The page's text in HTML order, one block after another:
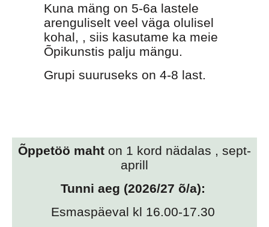
Kuna mäng on 5-6a lastele
arenguliselt veel väga olulisel
kohal, , siis kasutame ka meie
Õpikunstis palju mängu.
Grupi suuruseks on 4-8 last.
Õppetöö maht on 1 kord nädalas , sept-
aprill
Tunni aeg (2026/27 õ/a):
Esmaspäeval kl 16.00-17.30